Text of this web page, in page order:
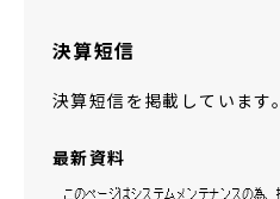
サステナビリティ
決算短信
決算短信を掲載しています。
最新資料